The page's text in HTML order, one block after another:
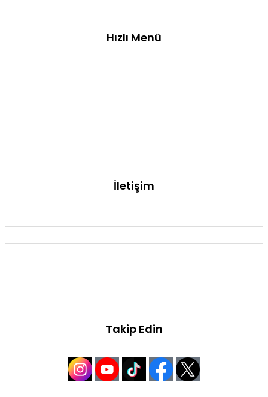
Hızlı Menü
İletişim
info@bozkayabaklavalari.com.tr
0505 595 68 65
0216 505 68 65
Takip Edin